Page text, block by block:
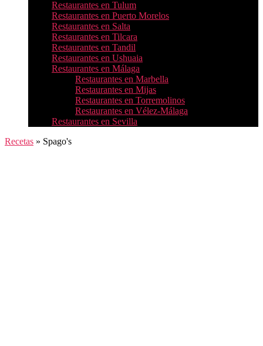
Restaurantes en Tulum
Restaurantes en Puerto Morelos
Restaurantes en Salta
Restaurantes en Tilcara
Restaurantes en Tandil
Restaurantes en Ushuaia
Restaurantes en Málaga
Restaurantes en Marbella
Restaurantes en Mijas
Restaurantes en Torremolinos
Restaurantes en Vélez-Málaga
Restaurantes en Sevilla
Recetas » Spago's